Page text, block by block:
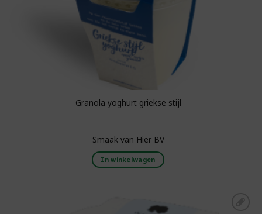
Granola yoghurt griekse stijl
Smaak van Hier BV
In winkelwagen